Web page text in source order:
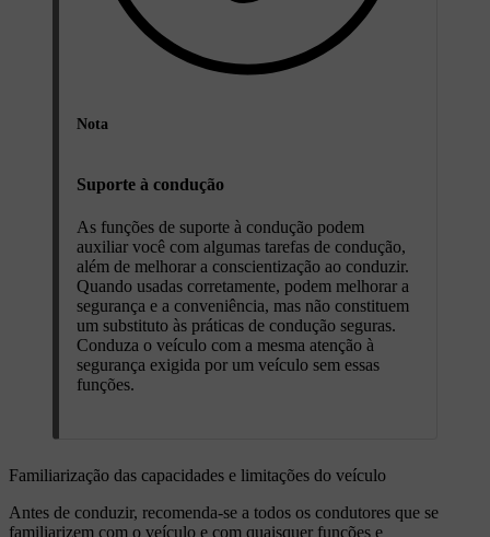
Nota
Suporte à condução
As funções de suporte à condução podem
auxiliar você com algumas tarefas de condução,
além de melhorar a conscientização ao conduzir.
Quando usadas corretamente, podem melhorar a
segurança e a conveniência, mas não constituem
um substituto às práticas de condução seguras.
Conduza o veículo com a mesma atenção à
segurança exigida por um veículo sem essas
funções.
Familiarização das capacidades e limitações do veículo
Antes de conduzir, recomenda-se a todos os condutores que se
familiarizem com o veículo e com quaisquer funções e